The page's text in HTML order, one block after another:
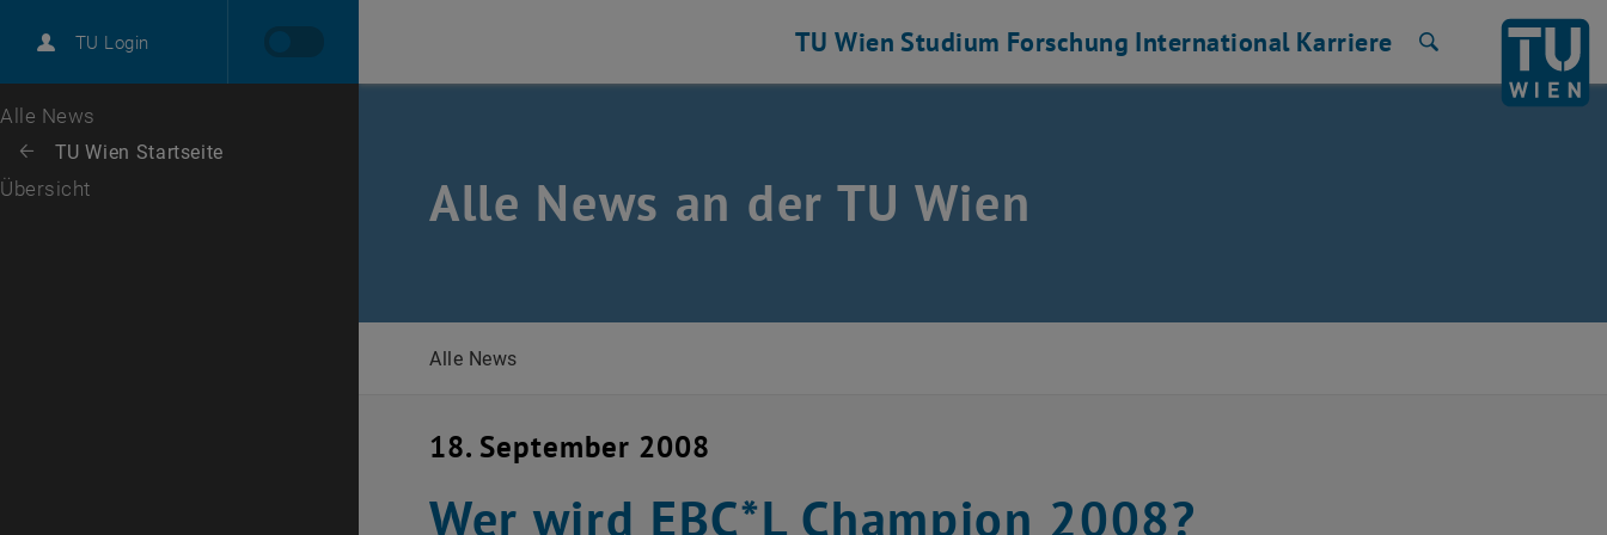
TU Login
Karriere
Zur 1. Menü Ebene
Alle News
Zurück: Subseiten von TU Wien Startseite auflisten
Zurück zur letzten Ebene:
TU Wien Startseite
Übersicht
TU Wien Studium Forschung International Karriere
Alle News an der TU Wien
Alle News
18. September 2008
Wer wird EBC*L Champion 2008?